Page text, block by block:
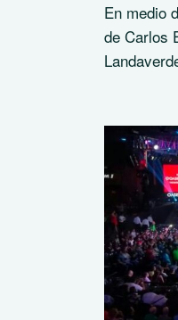
En medio
de Carlos